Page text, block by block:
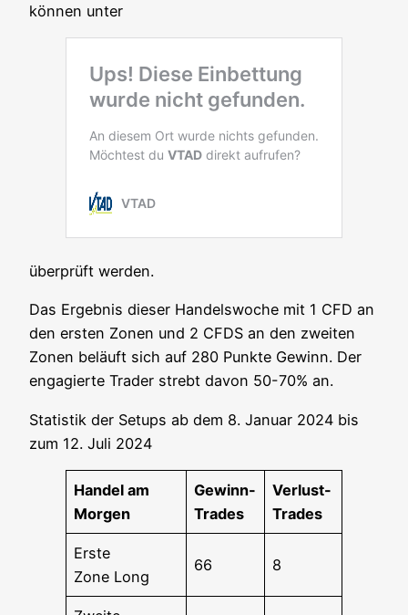
kön­nen unter
über­prüft werden.
Das Ergeb­nis die­ser Han­dels­wo­che mit 1 CFD an
den ers­ten Zonen und 2 CFDS an den zwei­ten
Zonen beläuft sich auf 280 Punk­te Gewinn. Der
enga­gier­te Trader strebt davon 50-70% an.
Sta­tis­tik der Set­ups ab dem 8. Janu­ar 2024 bis
zum 12. Juli 2024
Han­del am
Morgen
Gewinn-
Trades
Ver­lust-
Trades
Ers­te
Zone Long
66 8